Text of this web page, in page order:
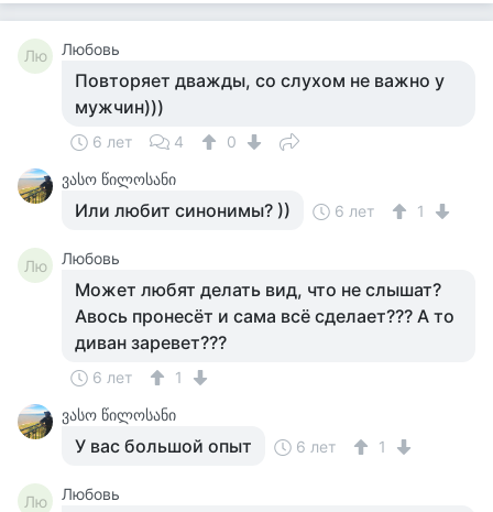
Лю Любовь
Повторяет дважды, со слухом не важно у
мужчин)))
6 лет 4
0
ვასო წილოსანი
Или любит синонимы? )) 6 лет 1
Лю Любовь
Может любят делать вид, что не слышат?
Авось пронесёт и сама всё сделает??? А то
диван заревет???
6 лет
1
ვასო წილოსანი
У вас большой опыт 6 лет 1
Лю Любовь